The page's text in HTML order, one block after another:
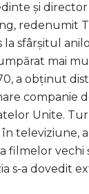
și
redenumit
sfârșitul
mai
a obținut
companie
Unite.
televiziune,
filmelor vechi
s-a dovedit